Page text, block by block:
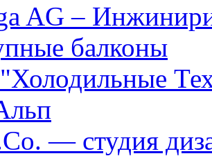
AG –
балконы
— студия